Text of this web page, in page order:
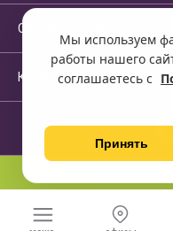
Мы используем
работы нашего
соглашаетесь с
Принять
Сервисы и помощь
Компания